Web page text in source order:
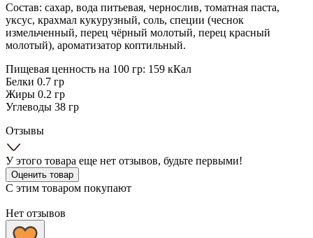
Состав: сахар, вода питьевая, чернослив, томатная паста,
уксус, крахмал кукурузный, соль, специи (чеснок
измельченный, перец чёрный молотый, перец красный
молотый), ароматизатор коптильный.
Пищевая ценность на 100 гр: 159 кКал
Белки 0.7 гр
Жиры 0.2 гр
Углеводы 38 гр
Отзывы
У этого товара еще нет отзывов, будьте первыми!
Оценить товар
С этим товаром покупают
Нет отзывов